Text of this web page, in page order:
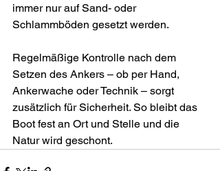
immer nur auf Sand- oder
Schlammböden gesetzt werden.
Regelmäßige Kontrolle nach dem
Setzen des Ankers – ob per Hand,
Ankerwache oder Technik – sorgt
zusätzlich für Sicherheit. So bleibt das
Boot fest an Ort und Stelle und die
Natur wird geschont.